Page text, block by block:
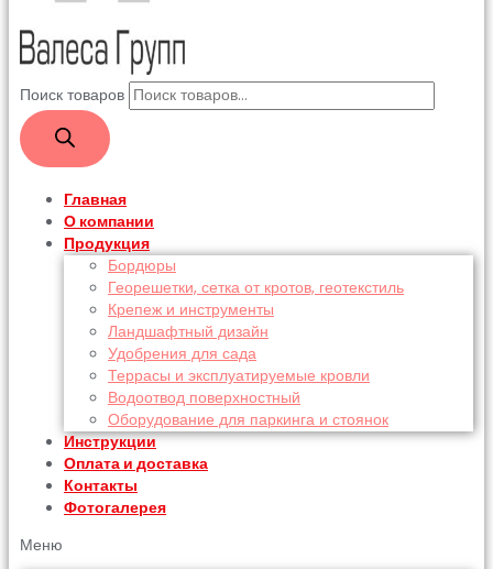
Поиск товаров
Главная
О компании
Продукция
Бордюры
Георешетки, сетка от кротов, геотекстиль
Крепеж и инструменты
Ландшафтный дизайн
Удобрения для сада
Террасы и эксплуатируемые кровли
Водоотвод поверхностный
Оборудование для паркинга и стоянок
Инструкции
Оплата и доставка
Контакты
Фотогалерея
Меню